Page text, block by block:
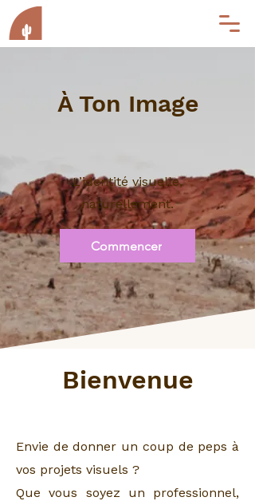
À Ton Image
L’identité visuelle,
naturellement.
Commencer
Bienvenue
Envie de donner un coup de peps à
vos projets visuels ?
Que vous soyez un professionnel,